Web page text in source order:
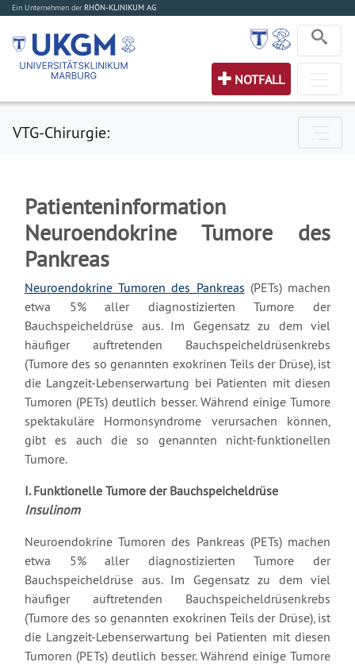
Ein Unternehmen der RHÖN-KLINIKUM AG
NOTFALL
VTG-Chirurgie:
Patienteninformation
Neuroendokrine Tumore des
Pankreas
Neuroendokrine Tumoren des Pankreas (PETs) machen
etwa 5% aller diagnostizierten Tumore der
Bauchspeicheldrüse aus. Im Gegensatz zu dem viel
häufiger auftretenden Bauchspeicheldrüsenkrebs
(Tumore des so genannten exokrinen Teils der Drüse), ist
die Langzeit-Lebenserwartung bei Patienten mit diesen
Tumoren (PETs) deutlich besser. Während einige Tumore
spektakuläre Hormonsyndrome verursachen können,
gibt es auch die so genannten nicht-funktionellen
Tumore.
I. Funktionelle Tumore der Bauchspeicheldrüse
Insulinom
Neuroendokrine Tumoren des Pankreas (PETs) machen
etwa 5% aller diagnostizierten Tumore der
Bauchspeicheldrüse aus. Im Gegensatz zu dem viel
häufiger auftretenden Bauchspeicheldrüsenkrebs
(Tumore des so genannten exokrinen Teils der Drüse), ist
die Langzeit-Lebenserwartung bei Patienten mit diesen
Tumoren (PETs) deutlich besser. Während einige Tumore